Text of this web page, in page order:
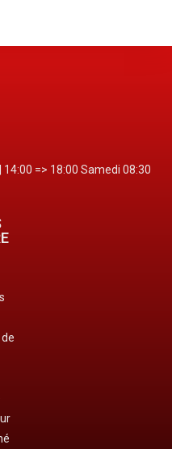
14:00 => 18:00 Samedi 08:30